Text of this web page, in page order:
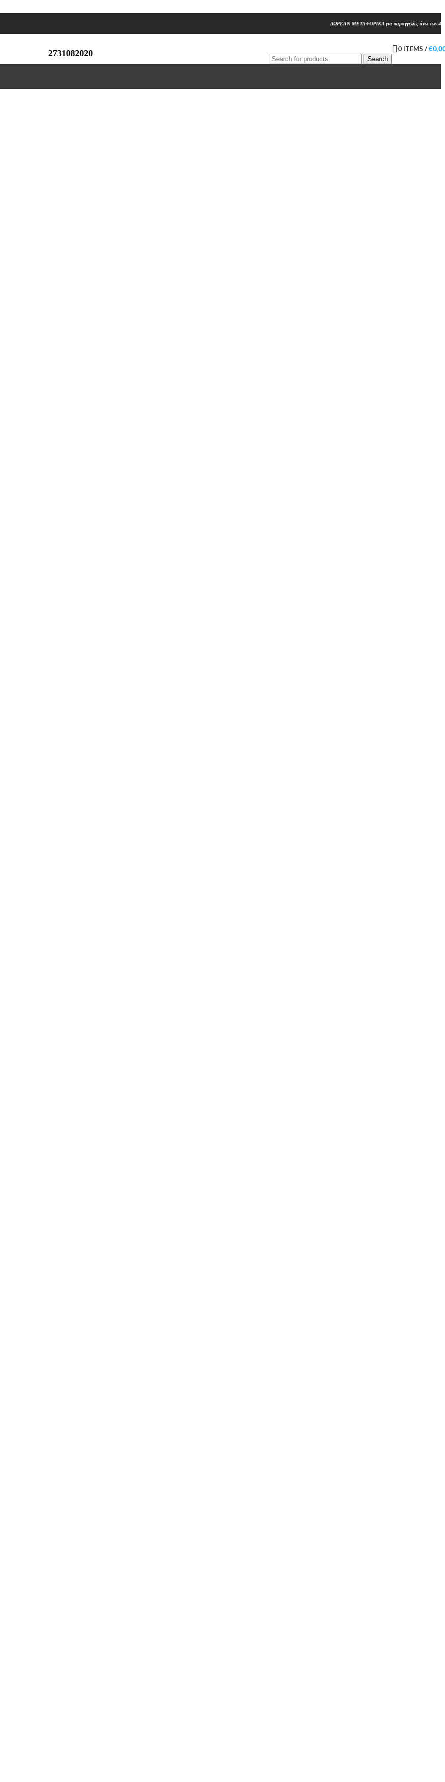
ΔΩΡΕΑΝ ΜΕΤΑΦΟΡΙΚΑ για παραγγελίες άνω των
2731082020
Search
0 ITEMS /€